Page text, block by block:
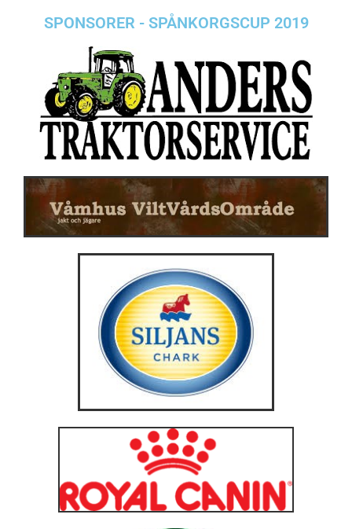
SPONSORER - SPÅNKORGSCUP 2019